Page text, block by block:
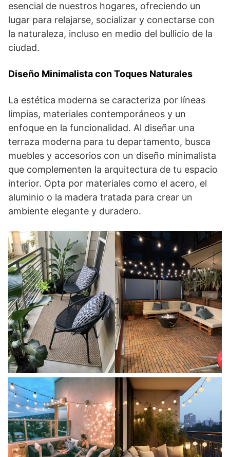
esencial de nuestros hogares, ofreciendo un
lugar para relajarse, socializar y conectarse con
la naturaleza, incluso en medio del bullicio de la
ciudad.
Diseño Minimalista con Toques Naturales
La estética moderna se caracteriza por líneas
limpias, materiales contemporáneos y un
enfoque en la funcionalidad. Al diseñar una
terraza moderna para tu departamento, busca
muebles y accesorios con un diseño minimalista
que complementen la arquitectura de tu espacio
interior. Opta por materiales como el acero, el
aluminio o la madera tratada para crear un
ambiente elegante y duradero.